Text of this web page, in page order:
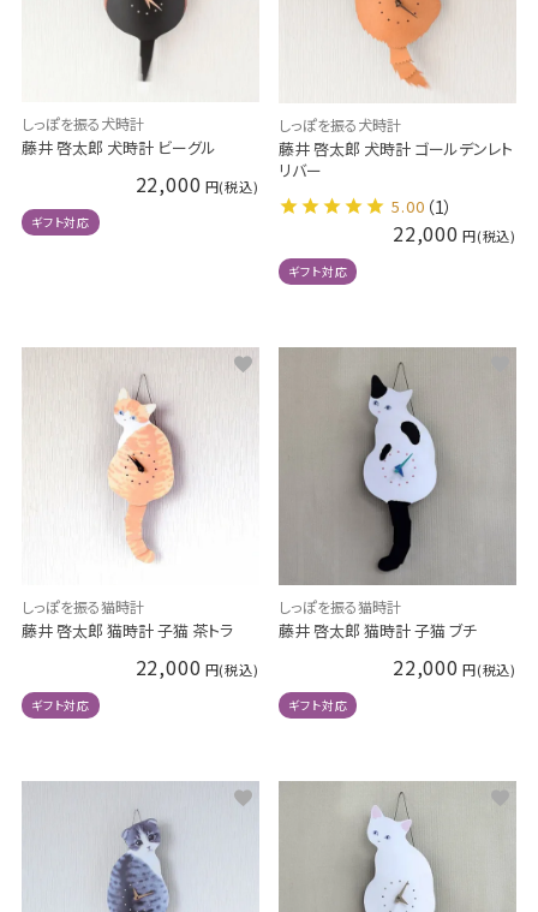
しっぽを振る犬時計
藤井 啓太郎 犬時計 ビーグル
22,000
ギフト対応
しっぽを振る犬時計
藤井 啓太郎 犬時計 ゴールデンレト
リバー
5.00 （1）
22,000
ギフト対応
しっぽを振る猫時計
藤井 啓太郎 猫時計 子猫 茶トラ
22,000
ギフト対応
しっぽを振る猫時計
藤井 啓太郎 猫時計 子猫 ブチ
22,000
ギフト対応